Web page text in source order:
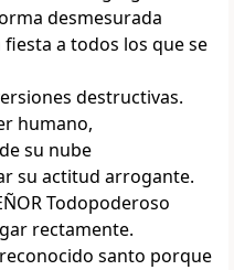
desmesurada
a todos los que se
destructivas.
humano,
su nube
su actitud arrogante.
Todopoderoso
rectamente.
santo porque